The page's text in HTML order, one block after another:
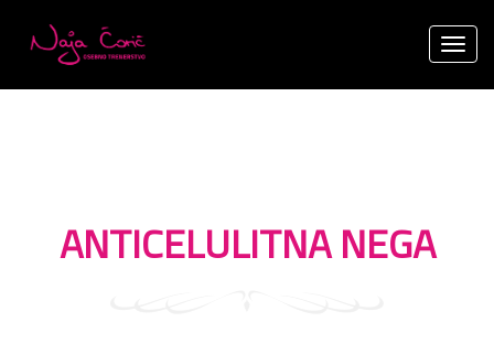
Toggle
ANTICELULITNA NEGA